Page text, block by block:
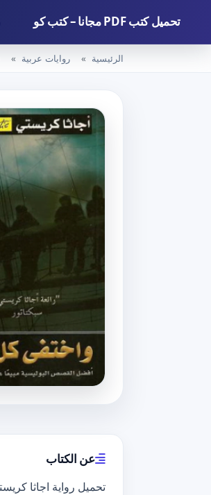
تحميل كتب PDF مجانا – كتب كو
الرئيسية روايات عربية
عن الكتاب